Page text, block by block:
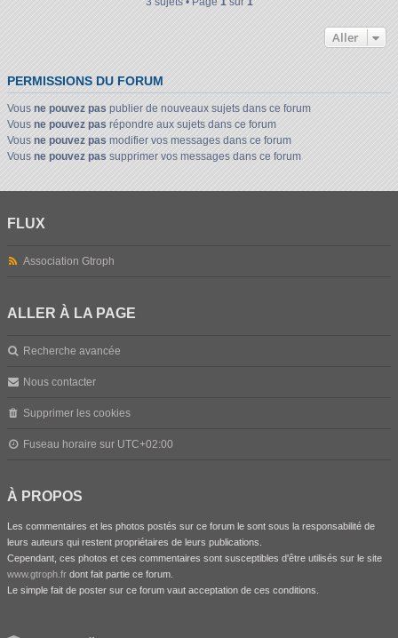
Aller
PERMISSIONS DU FORUM
Vous ne pouvez pas publier de nouveaux sujets dans ce forum
Vous ne pouvez pas répondre aux sujets dans ce forum
Vous ne pouvez pas modifier vos messages dans ce forum
Vous ne pouvez pas supprimer vos messages dans ce forum
FLUX
Association Gtroph
ALLER À LA PAGE
Recherche avancée
Nous contacter
Supprimer les cookies
Fuseau horaire sur UTC+02:00
À PROPOS
Les commentaires et les photos postés sur ce forum le sont sous la responsabilité de
leurs auteurs qui restent propriétaires de leurs publications.
Cependant, ces photos et ces commentaires sont susceptibles d'être utilisés sur le site
www.gtroph.fr dont fait partie ce forum.
Le simple fait de poster sur ce forum vaut acceptation de ces conditions.